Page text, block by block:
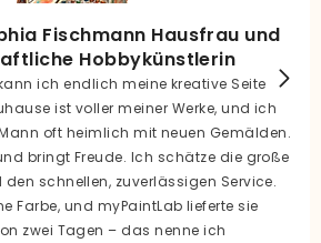
Fischmann Hausfrau und
Hobbykünstlerin
ich endlich meine kreative Seite
ist voller meiner Werke, und ich
oft heimlich mit neuen Gemälden.
bringt Freude. Ich schätze die große
schnellen, zuverlässigen Service.
Farbe, und myPaintLab lieferte sie
zwei Tagen – das nenne ich